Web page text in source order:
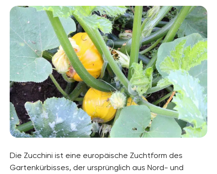
Die Zucchini ist eine europäische Zuchtform des
Gartenkürbisses, der ursprünglich aus Nord- und